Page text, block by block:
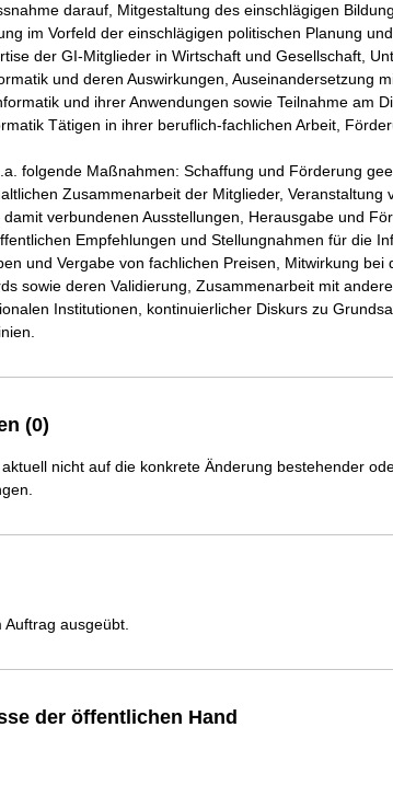
darauf, Mitgestaltung des einschlägigen
im Vorfeld der einschlägigen politischen Planung und
der GI-Mitglieder in Wirtschaft und Gesellschaft,
und deren Auswirkungen, Auseinandersetzung
und ihrer Anwendungen sowie Teilnahme am
Tätigen in ihrer beruflich-fachlichen Arbeit,
folgende Maßnahmen: Schaffung und Förderung
Zusammenarbeit der Mitglieder, Veranstaltung
verbundenen Ausstellungen, Herausgabe und
Empfehlungen und Stellungnahmen für die
und Vergabe von fachlichen Preisen, Mitwirkung bei
sowie deren Validierung, Zusammenarbeit mit
Institutionen, kontinuierlicher Diskurs zu
(0)
nicht auf die konkrete Änderung bestehender
ausgeübt.
der öffentlichen Hand